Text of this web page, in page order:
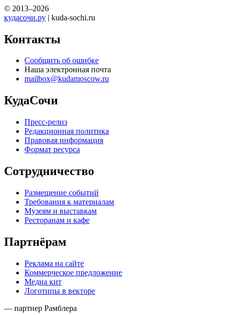
© 2013–2026
кудасочи.ру | kuda-sochi.ru
Контакты
Сообщить об ошибке
Наша электронная почта
mailbox@kudamoscow.ru
КудаСочи
Пресс-релиз
Редакционная политика
Правовая информация
Формат ресурса
Сотрудничество
Размещение событий
Требования к материалам
Музеям и выставкам
Ресторанам и кафе
Партнёрам
Реклама на сайте
Коммерческое предложение
Медиа кит
Логотипы в векторе
— партнер Рамблера